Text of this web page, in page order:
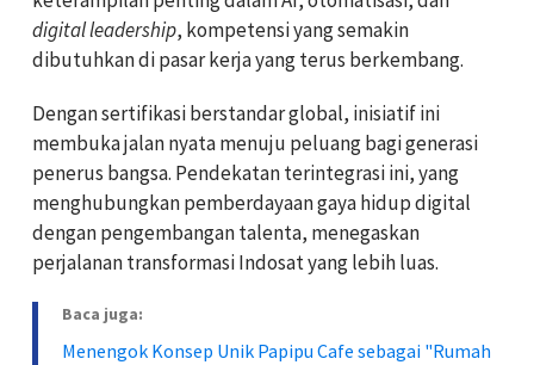
digital leadership, kompetensi yang semakin
dibutuhkan di pasar kerja yang terus berkembang.
Dengan sertifikasi berstandar global, inisiatif ini
membuka jalan nyata menuju peluang bagi generasi
penerus bangsa. Pendekatan terintegrasi ini, yang
menghubungkan pemberdayaan gaya hidup digital
dengan pengembangan talenta, menegaskan
perjalanan transformasi Indosat yang lebih luas.
Baca juga:
Menengok Konsep Unik Papipu Cafe sebagai "Rumah